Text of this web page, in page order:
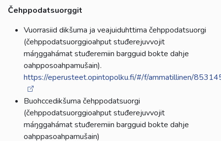
Čehppodatsuorggit
Vuorrasiid dikšuma ja veajuiduhttima čehppodatsuorgi
(čehppodatsuorggioahput stuđerejuvvojit
máŋggahámat stuđeremiin bargguid bokte dahje
oahpposoahpamušain).
https://eperusteet.opintopolku.fi/#/f/ammatillinen/
Buohccedikšuma čehppodatsuorgi
(čehppodatsuorggioahput stuđerejuvvojit
máŋggahámat stuđeremiin bargguid bokte dahje
oahppasoahpamušain)